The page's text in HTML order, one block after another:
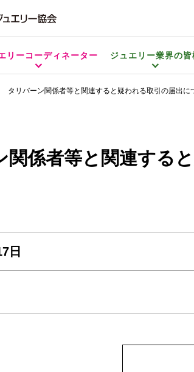
リーコーディネーター ジュエリー業界の皆
タリバーン関係者等と関連すると疑われる取引の届出に
関係者等と関連する
日